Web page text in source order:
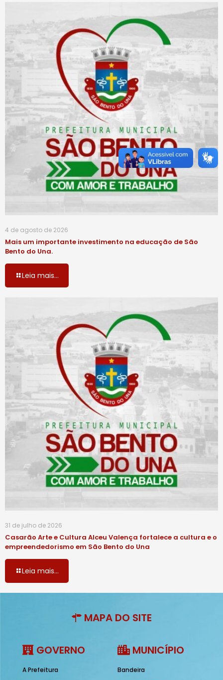
4 de agosto de 2026
Mais um importante investimento na educação de São
Bento do Una.
Leia mais...
31 de julho de 2026
Casarão Arte e Cultura Alceu Valença fortalece a cultura e o
empreendedorismo em São Bento do Una
Leia mais...
MAPA DO SITE
GOVERNO
A Prefeitura
MUNICÍPIO
Bandeira